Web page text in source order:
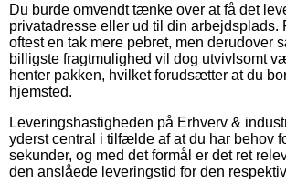
Du burde omvendt tænke over at få det
privatadresse eller ud til din arbejdsplads.
oftest en tak mere pebret, men derudover
billigste fragtmulighed vil dog utvivlsomt
henter pakken, hvilket forudsætter at du
hjemsted.
Leveringshastigheden på Erhverv &
yderst central i tilfælde af at du har behov
sekunder, og med det formål er det ret
den anslåede leveringstid for den